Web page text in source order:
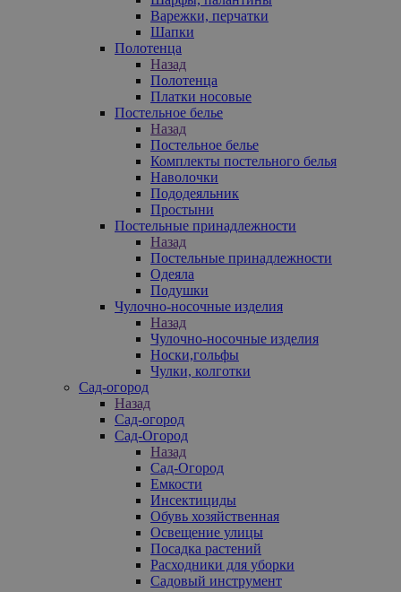
Варежки, перчатки
Шапки
Полотенца
Назад
Полотенца
Платки носовые
Постельное белье
Назад
Постельное белье
Комплекты постельного белья
Наволочки
Пододеяльник
Простыни
Постельные принадлежности
Назад
Постельные принадлежности
Одеяла
Подушки
Чулочно-носочные изделия
Назад
Чулочно-носочные изделия
Носки,гольфы
Чулки, колготки
Сад-огород
Назад
Сад-огород
Сад-Огород
Назад
Сад-Огород
Емкости
Инсектициды
Обувь хозяйственная
Освещение улицы
Посадка растений
Расходники для уборки
Садовый инструмент